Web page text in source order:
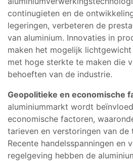
continugieten en de
legeringen, verbeteren de
van aluminium. Innovaties in
maken het mogelijk
met hoge sterkte te maken die
behoeften van de industrie.
Geopolitieke en economische
aluminiummarkt wordt
economische factoren,
tarieven en verstoringen van de
Recente handelsspanningen en
regelgeving hebben de